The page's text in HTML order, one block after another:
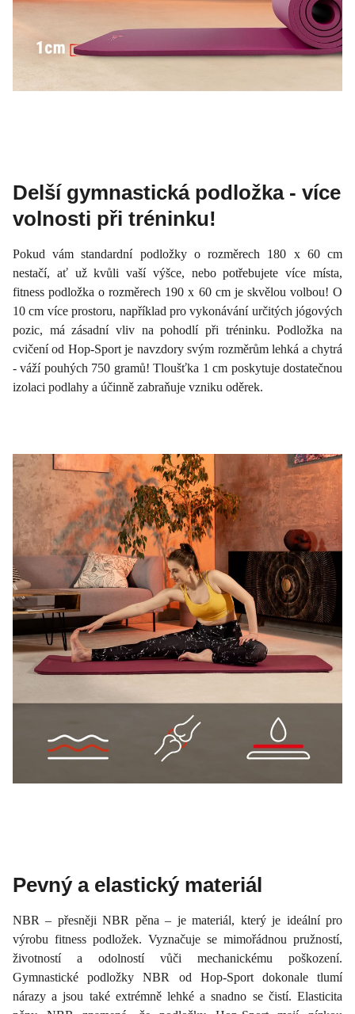
Delší gymnastická podložka - více
volnosti při tréninku!
Pokud vám standardní podložky o rozměrech 180 x 60 cm
nestačí, ať už kvůli vaší výšce, nebo potřebujete více místa,
fitness podložka o rozměrech 190 x 60 cm je skvělou volbou! O
10 cm více prostoru, například pro vykonávání určitých jógových
pozic, má zásadní vliv na pohodlí při tréninku. Podložka na
cvičení od Hop-Sport je navzdory svým rozměrům lehká a chytrá
- váží pouhých 750 gramů! Tloušťka 1 cm poskytuje dostatečnou
izolaci podlahy a účinně zabraňuje vzniku oděrek.
Pevný a elastický materiál
NBR – přesněji NBR pěna – je materiál, který je ideální pro
výrobu fitness podložek. Vyznačuje se mimořádnou pružností,
životností a odolností vůči mechanickému poškození.
Gymnastické podložky NBR od Hop-Sport dokonale tlumí
nárazy a jsou také extrémně lehké a snadno se čistí. Elasticita